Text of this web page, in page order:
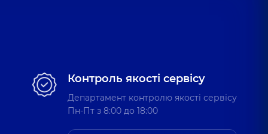
Контроль якості сервісу
Департамент контролю якості сервісу
Пн-Пт з 8:00 до 18:00